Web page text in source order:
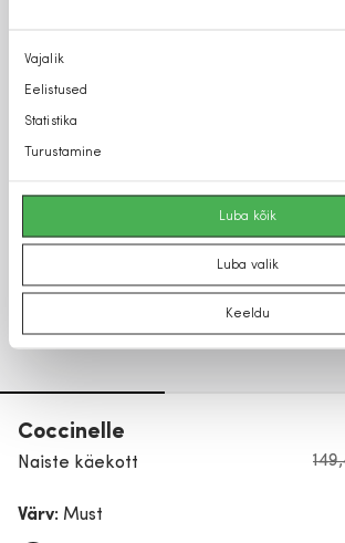
Nõusoleku
valik
Vajalik
Eelistused
Statistika
Turustamine
Luba kõik
Luba valik
Keeldu
Coccinelle
Naiste käekott
Värv: Must